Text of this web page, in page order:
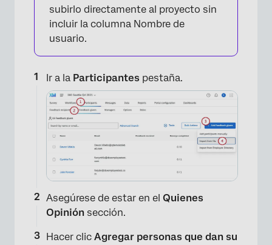
subirlo directamente al proyecto sin
incluir la columna Nombre de
usuario.
Ir a la Participantes pestaña.
Asegúrese de estar en el Quienes
Opinión sección.
Hacer clic Agregar personas que dan su